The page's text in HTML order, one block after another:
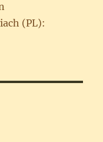
(PL):